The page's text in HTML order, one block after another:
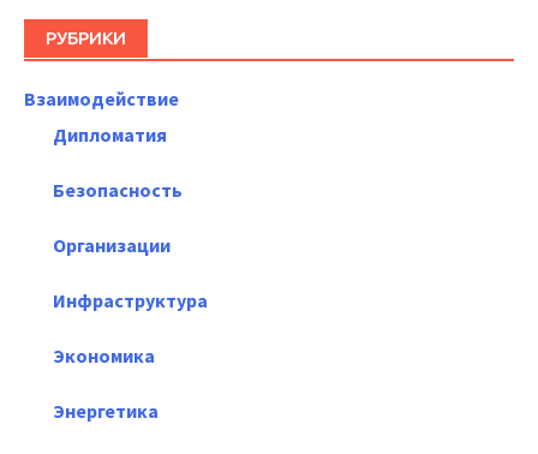
РУБРИКИ
Взаимодействие
Дипломатия
Безопасность
Организации
Инфраструктура
Экономика
Энергетика